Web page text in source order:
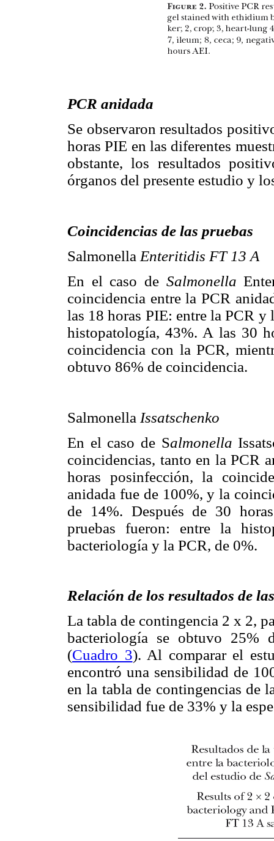
PCR anidada
Se observaron resultados
horas PIE en las diferentes
obstante, los resultados
órganos del presente estudio y
Coincidencias de las pruebas
Salmonella Enteritidis FT 13 A
En el caso de Salmonella
coincidencia entre la PCR
las 18 horas PIE: entre la PCR
histopatología, 43%. A las 30
coincidencia con la PCR,
obtuvo 86% de coincidencia.
Salmonella Issatschenko
En el caso de Salmonella
coincidencias, tanto en la PCR
horas posinfección, la
anidada fue de 100%, y la
de 14%. Después de 30
pruebas fueron: entre la
bacteriología y la PCR, de 0%.
Relación de los resultados de
La tabla de contingencia 2 x 2,
bacteriología se obtuvo 25%
(Cuadro 3). Al comparar el
encontró una sensibilidad de
en la tabla de contingencias de
sensibilidad fue de 33% y la